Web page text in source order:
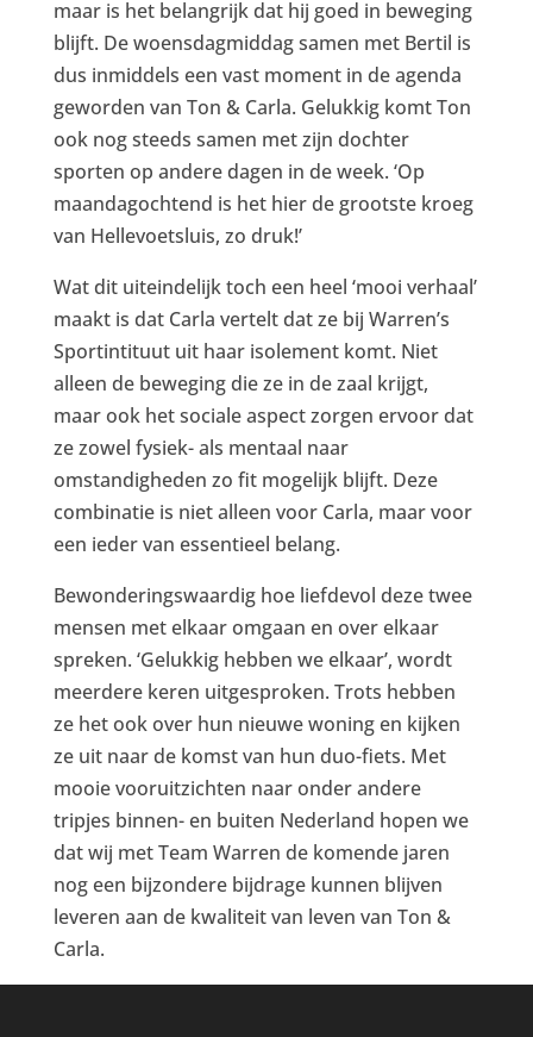
maar is het belangrijk dat hij goed in beweging
blijft. De woensdagmiddag samen met Bertil is
dus inmiddels een vast moment in de agenda
geworden van Ton & Carla. Gelukkig komt Ton
ook nog steeds samen met zijn dochter
sporten op andere dagen in de week. ‘Op
maandagochtend is het hier de grootste kroeg
van Hellevoetsluis, zo druk!’
Wat dit uiteindelijk toch een heel ‘mooi verhaal’
maakt is dat Carla vertelt dat ze bij Warren’s
Sportintituut uit haar isolement komt. Niet
alleen de beweging die ze in de zaal krijgt,
maar ook het sociale aspect zorgen ervoor dat
ze zowel fysiek- als mentaal naar
omstandigheden zo fit mogelijk blijft. Deze
combinatie is niet alleen voor Carla, maar voor
een ieder van essentieel belang.
Bewonderingswaardig hoe liefdevol deze twee
mensen met elkaar omgaan en over elkaar
spreken. ‘Gelukkig hebben we elkaar’, wordt
meerdere keren uitgesproken. Trots hebben
ze het ook over hun nieuwe woning en kijken
ze uit naar de komst van hun duo-fiets. Met
mooie vooruitzichten naar onder andere
tripjes binnen- en buiten Nederland hopen we
dat wij met Team Warren de komende jaren
nog een bijzondere bijdrage kunnen blijven
leveren aan de kwaliteit van leven van Ton &
Carla.